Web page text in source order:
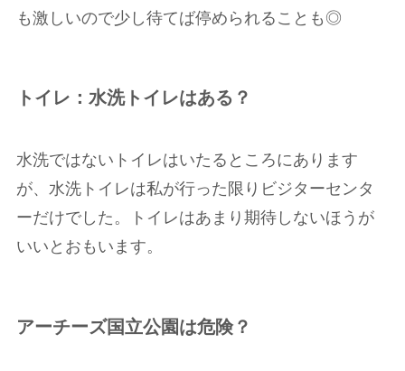
も激しいので少し待てば停められることも◎
トイレ：水洗トイレはある？
水洗ではないトイレはいたるところにあります
が、水洗トイレは私が行った限りビジターセンタ
ーだけでした。トイレはあまり期待しないほうが
いいとおもいます。
アーチーズ国立公園は危険？